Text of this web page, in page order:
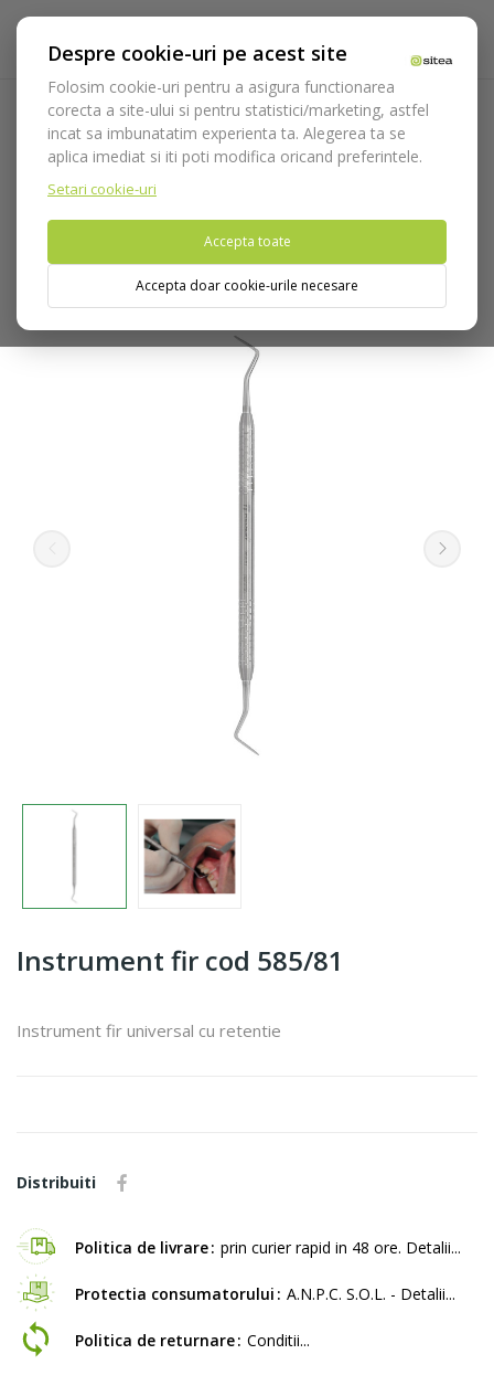
Despre cookie-uri pe acest site
Folosim cookie-uri pentru a asigura functionarea
corecta a site-ului si pentru statistici/marketing, astfel
incat sa imbunatatim experienta ta. Alegerea ta se
aplica imediat si iti poti modifica oricand preferintele.
Setari cookie-uri
Accepta toate
Accepta doar cookie-urile necesare
Acasa Instrumentar
Diagnostic, parodontologie si
restaurare
Restaurare
Instrumente pentru fire de retractie
Instrument fir cod 585/81
Nu puteti plasa comenzi din tara din care accesati website-ul
(United States).
Instrument fir cod 585/81
Instrument fir universal cu retentie
Distribuiti
Politica de livrare prin curier rapid in 48 ore. Detalii...
Protectia consumatorului A.N.P.C. S.O.L. - Detalii...
Politica de returnare Conditii...